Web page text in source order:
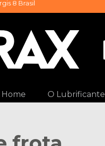
8 Brasil
Home O Lubrificante